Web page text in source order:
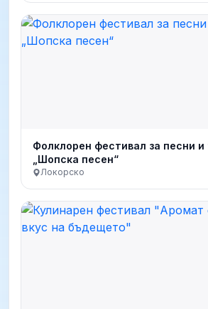
Фолклорен фестивал за песни и
„Шопска песен“
Локорско